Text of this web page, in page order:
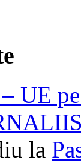
– UE
la